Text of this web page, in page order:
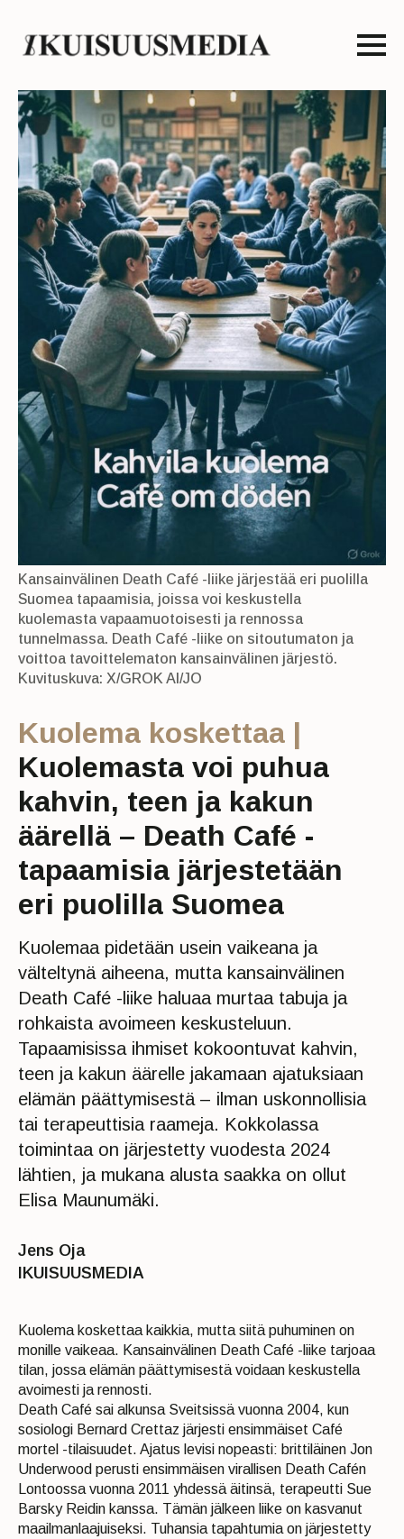
Kansainvälinen Death Café -liike järjestää eri puolilla
Suomea tapaamisia, joissa voi keskustella
kuolemasta vapaamuotoisesti ja rennossa
tunnelmassa. Death Café -liike on sitoutumaton ja
voittoa tavoittelematon kansainvälinen järjestö.
Kuvituskuva: X/GROK AI/JO
Kuolema koskettaa |
Kuolemasta voi puhua
kahvin, teen ja kakun
äärellä – Death Café -
tapaamisia järjestetään
eri puolilla Suomea
Kuolemaa pidetään usein vaikeana ja
välteltynä aiheena, mutta kansainvälinen
Death Café -liike haluaa murtaa tabuja ja
rohkaista avoimeen keskusteluun.
Tapaamisissa ihmiset kokoontuvat kahvin,
teen ja kakun äärelle jakamaan ajatuksiaan
elämän päättymisestä – ilman uskonnollisia
tai terapeuttisia raameja. Kokkolassa
toimintaa on järjestetty vuodesta 2024
lähtien, ja mukana alusta saakka on ollut
Elisa Maunumäki.
Jens Oja
IKUISUUSMEDIA
Kuolema koskettaa kaikkia, mutta siitä puhuminen on
monille vaikeaa. Kansainvälinen Death Café -liike tarjoaa
tilan, jossa elämän päättymisestä voidaan keskustella
avoimesti ja rennosti.
Death Café sai alkunsa Sveitsissä vuonna 2004, kun
sosiologi Bernard Crettaz järjesti ensimmäiset Café
mortel -tilaisuudet. Ajatus levisi nopeasti: brittiläinen Jon
Underwood perusti ensimmäisen virallisen Death Cafén
Lontoossa vuonna 2011 yhdessä äitinsä, terapeutti Sue
Barsky Reidin kanssa. Tämän jälkeen liike on kasvanut
maailmanlaajuiseksi. Tuhansia tapahtumia on järjestetty